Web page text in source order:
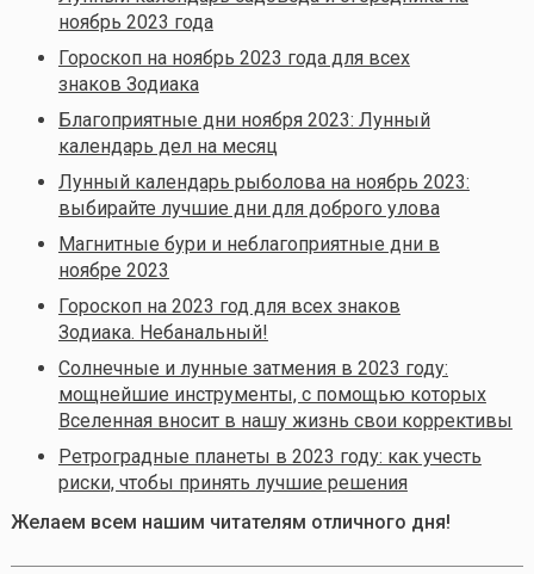
ноябрь 2023 года
Гороскоп на ноябрь 2023 года для всех
знаков Зодиака
Благоприятные дни ноября 2023: Лунный
календарь дел на месяц
Лунный календарь рыболова на ноябрь 2023:
выбирайте лучшие дни для доброго улова
Магнитные бури и неблагоприятные дни в
ноябре 2023
Гороскоп на 2023 год для всех знаков
Зодиака. Небанальный!
Солнечные и лунные затмения в 2023 году:
мощнейшие инструменты, с помощью которых
Вселенная вносит в нашу жизнь свои коррективы
Ретроградные планеты в 2023 году: как учесть
риски, чтобы принять лучшие решения
Желаем всем нашим читателям отличного дня!